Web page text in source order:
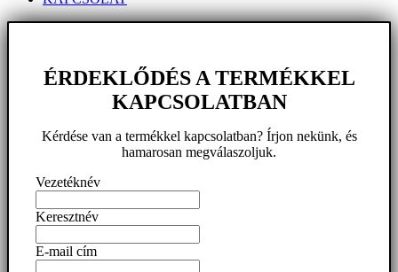
ÉRDEKLŐDÉS A TERMÉKKEL
KAPCSOLATBAN
Kérdése van a termékkel kapcsolatban? Írjon nekünk, és
hamarosan megválaszoljuk.
Vezetéknév
Keresztnév
E-mail cím